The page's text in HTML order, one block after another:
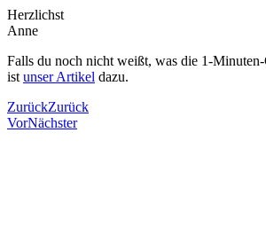
Herzlichst
Anne
Falls du noch nicht weißt, was die 1-
ist unser Artikel dazu.
ZurückZurück
VorNächster